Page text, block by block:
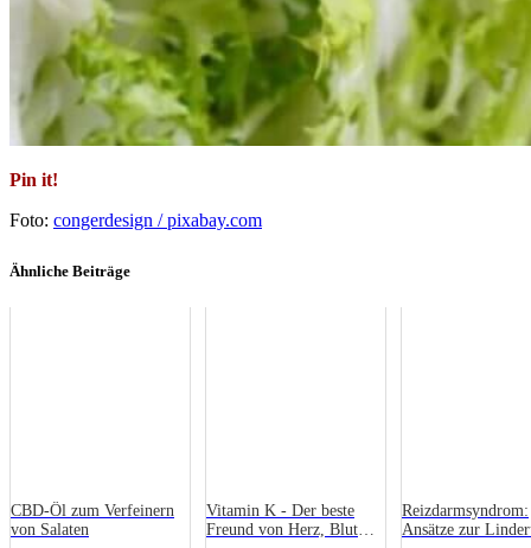
Pin it!
Foto: congerdesign / pixabay.com
Ähnliche Beiträge
CBD-Öl zum Verfeinern
von Salaten
Vitamin K - Der beste
Freund von Herz, Blut
Reizdarmsyndrom:
Ansätze zur